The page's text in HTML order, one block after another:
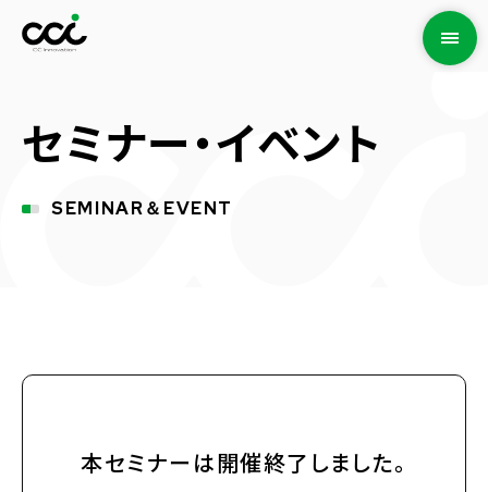
セミナー・イベント
SEMINAR＆EVENT
本セミナーは開催終了しました。